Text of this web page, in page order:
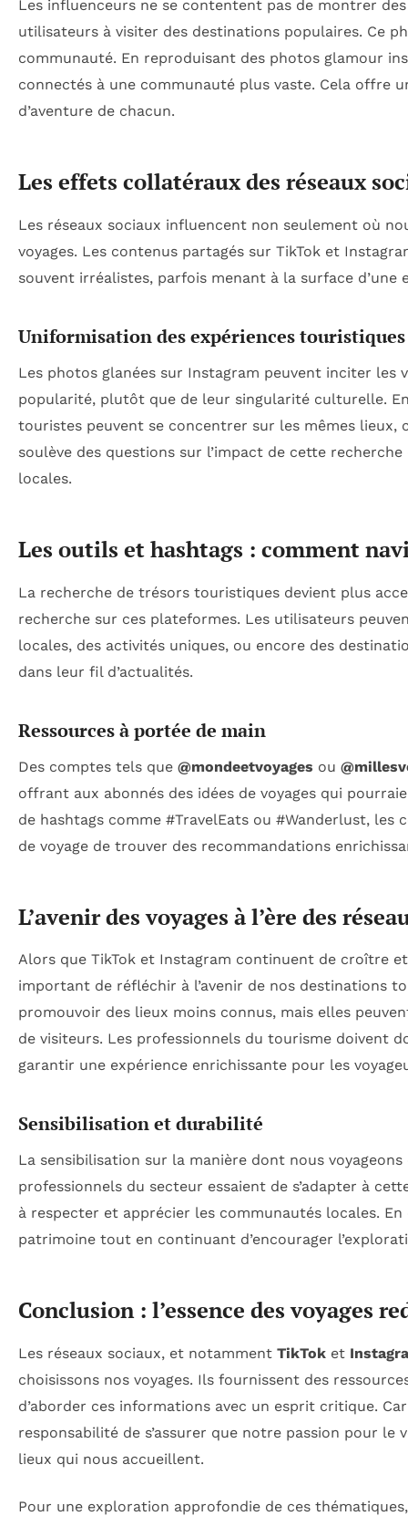
Les influenceurs ne se contentent pas de montrer
utilisateurs à visiter des destinations populaires. Ce
communauté. En reproduisant des photos glamour
connectés à une communauté plus vaste. Cela offre
d’aventure de chacun.
Les effets collatéraux des réseaux
Les réseaux sociaux influencent non seulement où
voyages. Les contenus partagés sur TikTok et
souvent irréalistes, parfois menant à la surface d’une
Uniformisation des expériences touristiques
Les photos glanées sur Instagram peuvent inciter les
popularité, plutôt que de leur singularité culturelle.
touristes peuvent se concentrer sur les mêmes lieux,
soulève des questions sur l’impact de cette
locales.
Les outils et hashtags : comment
La recherche de trésors touristiques devient plus
recherche sur ces plateformes. Les utilisateurs
locales, des activités uniques, ou encore des
dans leur fil d’actualités.
Ressources à portée de main
Des comptes tels que @mondeetvoyages ou
offrant aux abonnés des idées de voyages qui
de hashtags comme #TravelEats ou #Wanderlust,
de voyage de trouver des recommandations
L’avenir des voyages à l’ère des
Alors que TikTok et Instagram continuent de croître
important de réfléchir à l’avenir de nos destinations
promouvoir des lieux moins connus, mais elles
de visiteurs. Les professionnels du tourisme doivent
garantir une expérience enrichissante pour les
Sensibilisation et durabilité
La sensibilisation sur la manière dont nous
professionnels du secteur essaient de s’adapter à
à respecter et apprécier les communautés locales.
patrimoine tout en continuant d’encourager
Conclusion : l’essence des voyages
Les réseaux sociaux, et notamment TikTok et
choisissons nos voyages. Ils fournissent des
d’aborder ces informations avec un esprit critique.
responsabilité de s’assurer que notre passion pour
lieux qui nous accueillent.
Pour une exploration approfondie de ces